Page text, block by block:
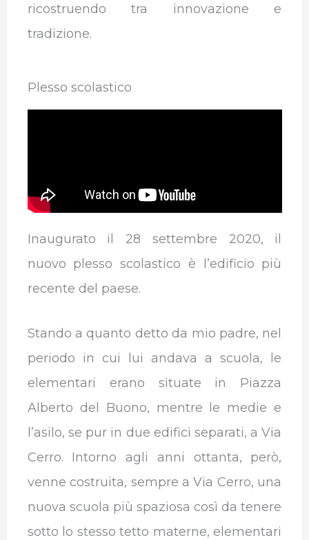
ricostruendo tra innovazione e
tradizione.
Plesso scolastico
Inaugurato il 28 settembre 2020, il
nuovo plesso scolastico è l’edificio più
recente del paese.
Stando a quanto detto da mio padre, nel
periodo in cui lui andava a scuola, le
elementari erano situate in Piazza
Alberto del Buono, mentre le medie e
l’asilo, se pur in due edifici separati, a Via
Cerro. Intorno agli anni ottanta, però,
venne costruita, sempre a Via Cerro, una
nuova scuola più spaziosa così da tenere
sotto lo stesso tetto materne, elementari